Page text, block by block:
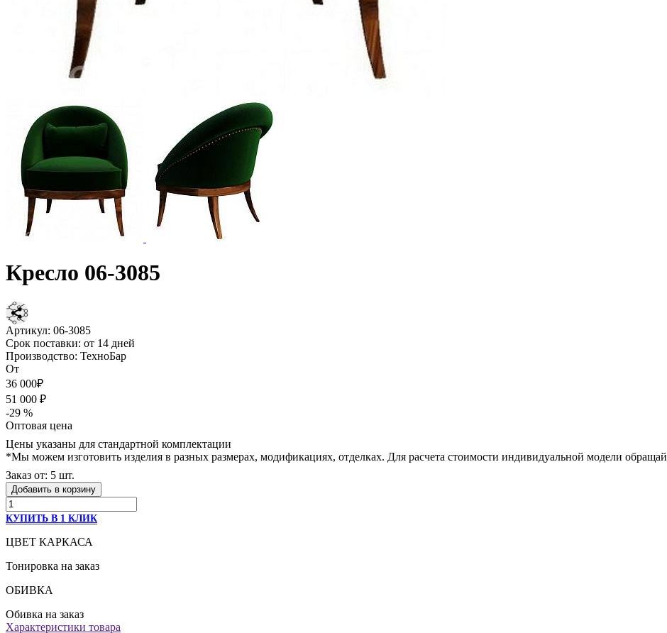
Кресло 06-3085
Артикул: 06-3085
Срок поставки: от 14 дней
Производство: ТехноБар
От
36 000₽
51 000 ₽
-29 %
Оптовая цена
Цены указаны для стандартной комплектации
*Мы можем изготовить изделия в разных размерах, модификациях, отделках. Для расчета стоимости индивидуальной модели
Заказ от: 5 шт.
Добавить в корзину
КУПИТЬ В 1 КЛИК
ЦВЕТ КАРКАСА
Тонировка на заказ
ОБИВКА
Обивка на заказ
Характеристики товара